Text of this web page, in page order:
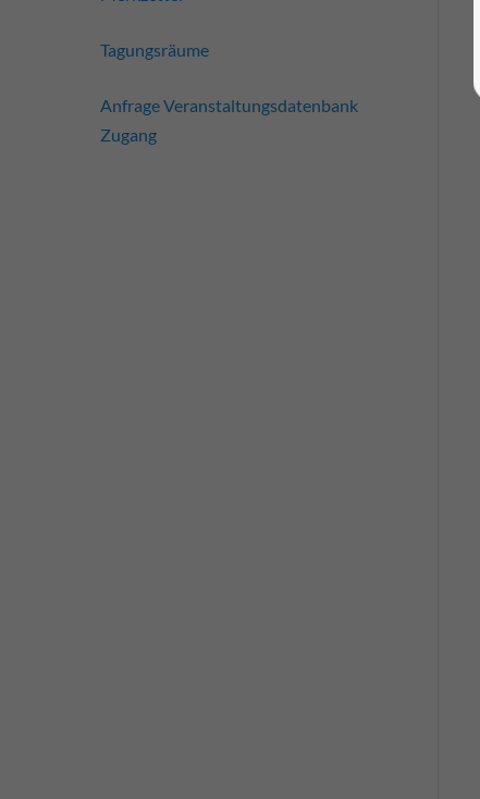
Tagungsräume
Anfrage Veranstaltungsdatenbank
Zugang